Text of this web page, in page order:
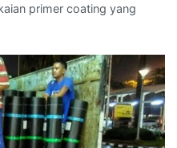
primer coating yang